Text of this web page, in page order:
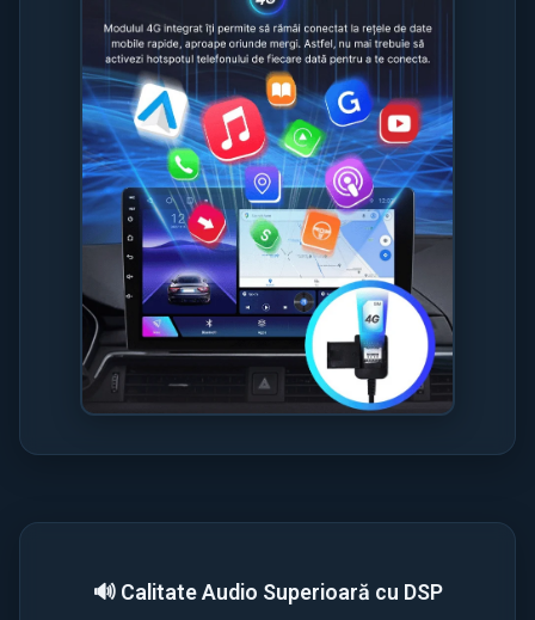
🔊 Calitate Audio Superioară cu DSP